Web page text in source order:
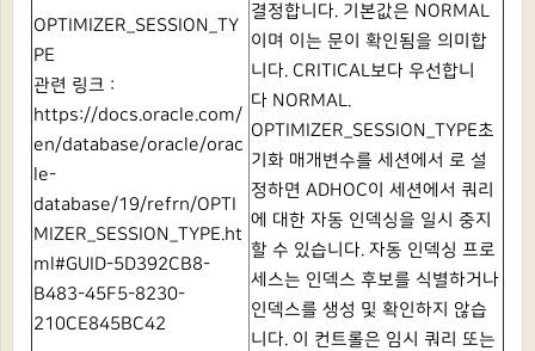
OPTIMIZER_SESSION_TY
PE
관련 링크 :
https://docs.oracle.com/
en/database/oracle/orac
le-
database/19/refrn/OPTI
MIZER_SESSION_TYPE.ht
ml#GUID-5D392CB8-
B483-45F5-8230-
210CE845BC42
결정합니다. 기본값은 NORMAL
이며 이는 문이 확인됨을 의미합
니다. CRITICAL보다 우선합니
다 NORMAL.
OPTIMIZER_SESSION_TYPE초
기화 매개변수를 세션에서 로 설
정하면 ADHOC이 세션에서 쿼리
에 대한 자동 인덱싱을 일시 중지
할 수 있습니다. 자동 인덱싱 프로
세스는 인덱스 후보를 식별하거나
인덱스를 생성 및 확인하지 않습
니다. 이 컨트롤은 임시 쿼리 또는